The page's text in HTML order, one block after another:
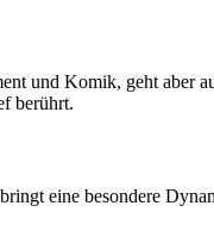
und Komik, geht aber
berührt.
eine besondere